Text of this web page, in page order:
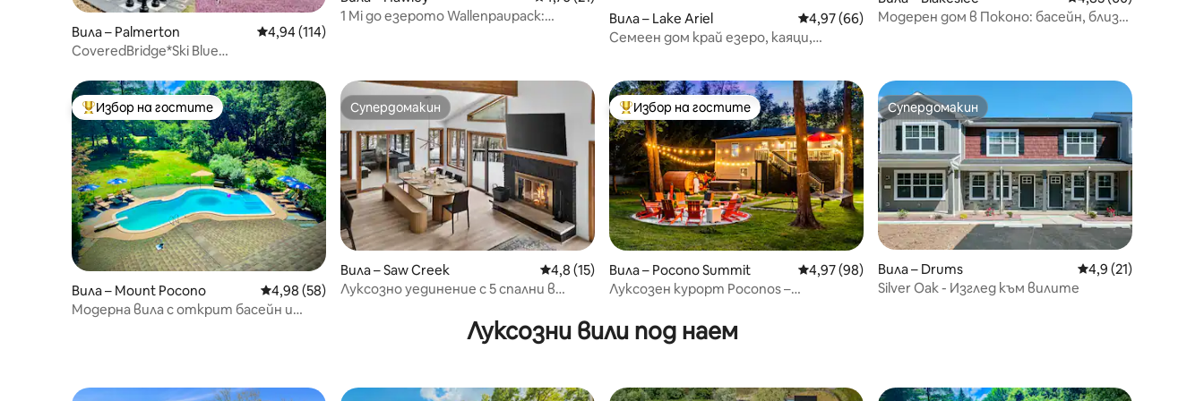
Вила – Palmerton Средна оценка: 4,94 от 5, 114 отзива
4,94 (114)
CoveredBridge*Ski Blue
електромобили
1 Mi до езерото Wallenpaupack:
Вила – Lake Ariel Средна оценка: 4,97 от 5, 66 отзива
4,97 (66)
Семеен дом край езеро, каяци,
Модерен дом в Поконо: басейн, близо
Най-популярен избор на гостите
Избор на гостите
Вила – Mount Pocono Средна оценка: 4,98 от 5, 58 отзива
4,98 (58)
Модерна вила с открит басейн и
Супердомакин
Супердомакин
Вила – Saw Creek Средна оценка: 4,8 от 5, 15 отзива
4,8 (15)
Луксозно уединение с 5 спални в
Най-популярен избор на гостите
Избор на гостите
Вила – Pocono Summit Средна оценка: 4,97 от 5, 98 отзива
4,97 (98)
Луксозен курорт Poconos –
Супердомакин
Супердомакин
Вила – Drums Средна оценка:
4,9 (21)
Silver Oak - Изглед към вилите
Луксозни вили под наем